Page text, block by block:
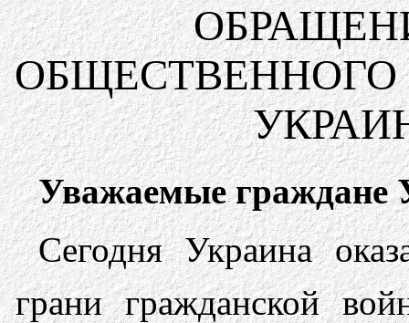
Уважаемые граждане
Сегодня Украина
грани гражданской